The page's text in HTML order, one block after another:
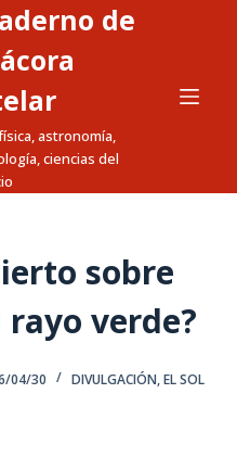
de
astronomía,
ciencias del
sobre
verde?
04/30 DIVULGACIÓN,EL SOL